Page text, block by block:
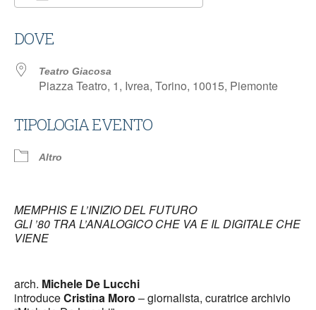
DOVE
Teatro Giacosa
Piazza Teatro, 1, Ivrea, Torino, 10015, Piemonte
TIPOLOGIA EVENTO
Altro
MEMPHIS E L’INIZIO DEL FUTURO
GLI ’80 TRA L’ANALOGICO CHE VA E IL DIGITALE CHE
VIENE
arch. Michele De Lucchi
introduceCristina Moro – giornalista, curatrice archivio